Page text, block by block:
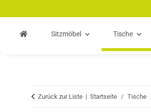
Sitzmöbel Tische
Zurück zur Liste Startseite Tische